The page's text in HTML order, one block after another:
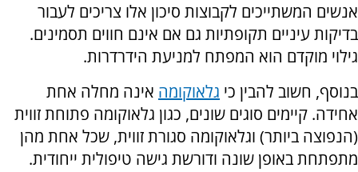
אנשים המשתייכים לקבוצות סיכון אלו צריכים לעבור
בדיקות עיניים תקופתיות גם אם אינם חווים תסמינים.
גילוי מוקדם הוא המפתח למניעת הידרדרות.
בנוסף, חשוב להבין כי גלאוקומה אינה מחלה אחת
אחידה. קיימים סוגים שונים, כגון גלאוקומה פתוחת זווית
(הנפוצה ביותר) וגלאוקומה סגורת זווית, שכל אחת מהן
מתפתחת באופן שונה ודורשת גישה טיפולית ייחודית.